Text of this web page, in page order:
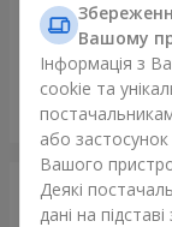
Букет з
Вашому
Інформація з
cookie та
або
Вашого
Деякі
дані на